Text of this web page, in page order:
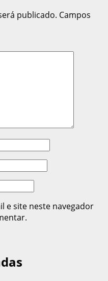
publicado. Campos
e site neste navegador